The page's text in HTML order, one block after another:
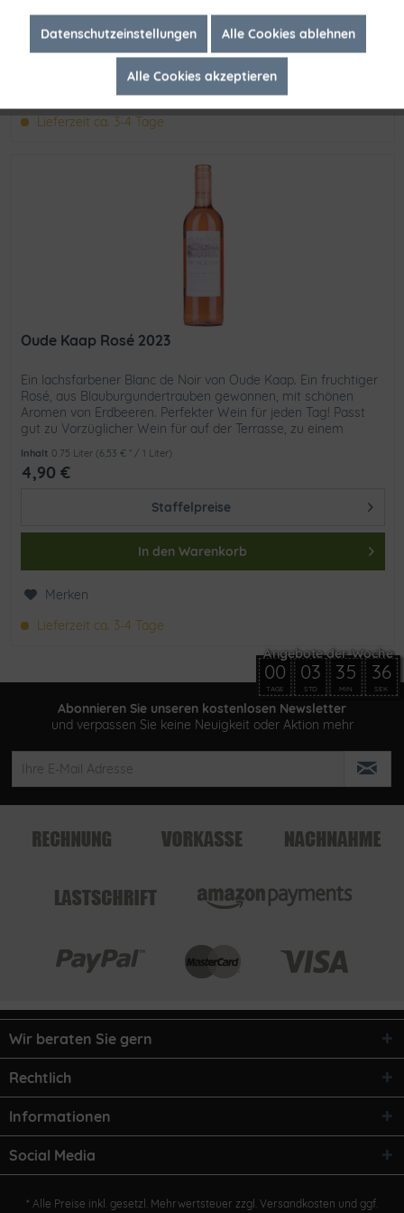
Staffelpreise
Lieferzeit ca. 3-4 Tage
Oude Kaap Rosé 2023
Ein lachsfarbener Blanc de Noir von Oude Kaap. Ein fruchtiger
Rosé, aus Blauburgundertrauben gewonnen, mit schönen
Aromen von Erdbeeren. Perfekter Wein für jeden Tag! Passt
gut zu Vorzüglicher Wein für auf der Terrasse, zu einem
Inhalt 0.75 Liter (6,53 € * / 1 Liter)
4,90 €
Staffelpreise
In den Warenkorb
Merken
Lieferzeit ca. 3-4 Tage
Abonnieren Sie unseren kostenlosen Newsletter
und verpassen Sie keine Neuigkeit oder Aktion mehr
Wir beraten Sie gern
Rechtlich
Informationen
Social Media
* Alle Preise inkl. gesetzl. Mehrwertsteuer zzgl. Versandkosten und ggf.
Marketing Inaktiv
Datenschutzeinstellungen Alle Cookies ablehnen
Alle Cookies akzeptieren
00
TAGE
03
STD
35
MIN
36
SEK